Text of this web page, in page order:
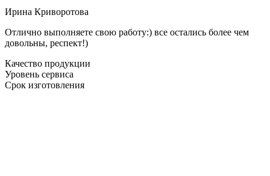
Ирина Криворотова
Отлично выполняете свою работу:) все остались более чем
довольны, респект!)
Качество продукции
Уровень сервиса
Срок изготовления